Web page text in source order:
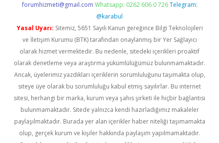
forumhizmeti@gmail.com Whatsapp: 0262 606 0 726 Telegram:
@karabul
Yasal Uyarı: Sitemiz, 5651 Sayılı Kanun gereğince Bilgi Teknolojileri
ve İletişim Kurumu (BTK) tarafından onaylanmış bir Yer Sağlayıcı
olarak hizmet vermektedir. Bu nedenle, sitedeki içerikleri proaktif
olarak denetleme veya araştırma yükümlülüğümüz bulunmamaktadır.
Ancak, üyelerimiz yazdıkları içeriklerin sorumluluğunu taşımakta olup,
siteye üye olarak bu sorumluluğu kabul etmiş sayılırlar. Bu internet
sitesi, herhangi bir marka, kurum veya şahıs şirketi ile hiçbir bağlantısı
bulunmamaktadır. Sitede yalnızca kendi hazırladığımız makaleler
paylaşılmaktadır. Burada yer alan içerikler haber niteliği taşımamakta
olup, gerçek kurum ve kişiler hakkında paylaşım yapılmamaktadır.